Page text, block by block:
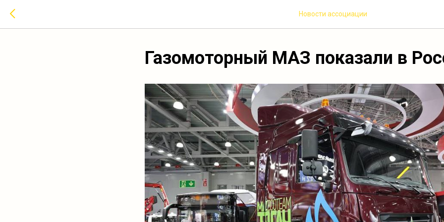
Новости ассоциации
Газомоторный МАЗ показали в